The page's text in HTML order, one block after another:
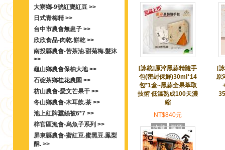
大寮鄉-9號紅寶紅豆 >>
日式青梅精 >>
台中市農會無患子 >>
欣欣食品-肉乾.餅乾 >>
南投縣農會-苦茶油.甜菊梅.髮沐
>>
龜山鄉農會保柚大地 >>
石碇茶鄉桂花農園 >>
枋山農會-愛文芒果干 >>
冬山鄉農會-木耳飲.茶 >>
池上紅牌蠶絲被6*7 >>
梓官區漁會-烏魚子系列 >>
屏東縣農會-蜜紅豆.蜜黑豆.鳯梨
酥. >>
[詠統]原淬黑蒜精隨手
包(密封保鮮)30ml*14
包*1盒~黑蒜全果萃取
技術 低溫熟成100天濃
縮
NT$840元
收藏
購買
[
原